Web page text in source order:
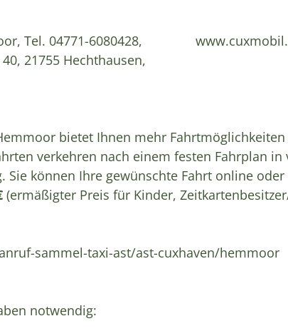
Tel. 04771-6080428,
21755 Hechthausen,
bietet Ihnen mehr
verkehren nach einem festen Fahrplan in
können Ihre gewünschte Fahrt online oder
(ermäßigter Preis für Kinder,
sammel-taxi-ast/ast-cuxhaven/hemmoor
notwendig: